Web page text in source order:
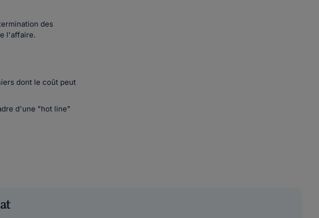
des
l'affaire.
dont le coût peut
d'une "hot line"